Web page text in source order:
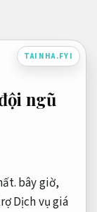
TAINHA.FYI
ngũ
bây giờ,
Dịch vụ giá